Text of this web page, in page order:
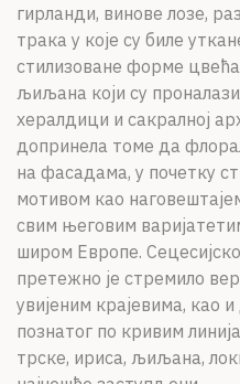
гирланди, винове лозе,
трака у које су биле
стилизоване форме
љиљана који су
хералдици и сакралној
допринела томе да
на фасадама, у почетку
мотивом као
свим његовим
широм Европе.
претежно је стремило
увијеним крајевима, као
познатог по кривим
трске, ириса, љиљана,